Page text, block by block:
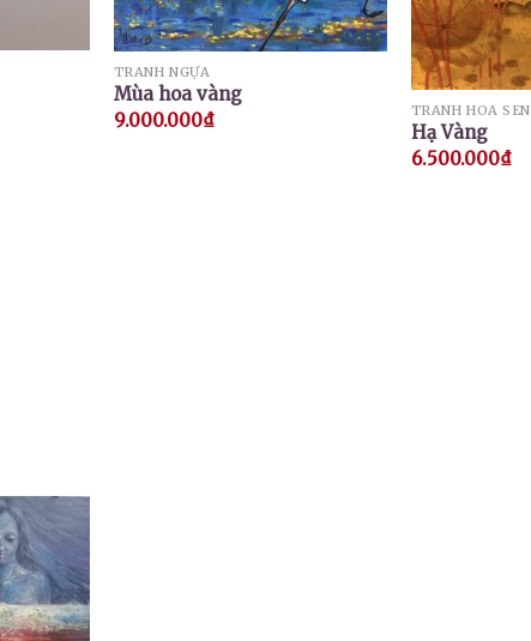
TRANH NGỰA
Mùa hoa vàng
9.000.000₫ TRANH HOA SEN
Hạ Vàng
6.500.000₫